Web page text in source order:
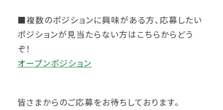
■複数のポジションに興味がある方、応募したい
ポジションが見当たらない方はこちらからどう
ぞ！
オープンポジション
皆さまからのご応募をお待ちしております。